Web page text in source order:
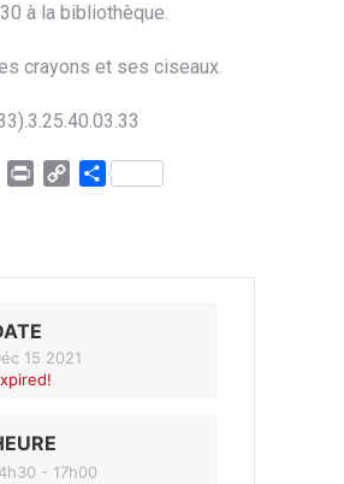
à la bibliothèque.
crayons et ses ciseaux.
Email Print
CopyPartager
15 2021
- 17h00